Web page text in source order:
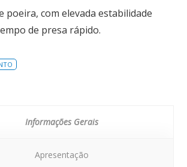
poeira, com elevada estabilidade
de presa rápido.
Informações Gerais
Apresentação